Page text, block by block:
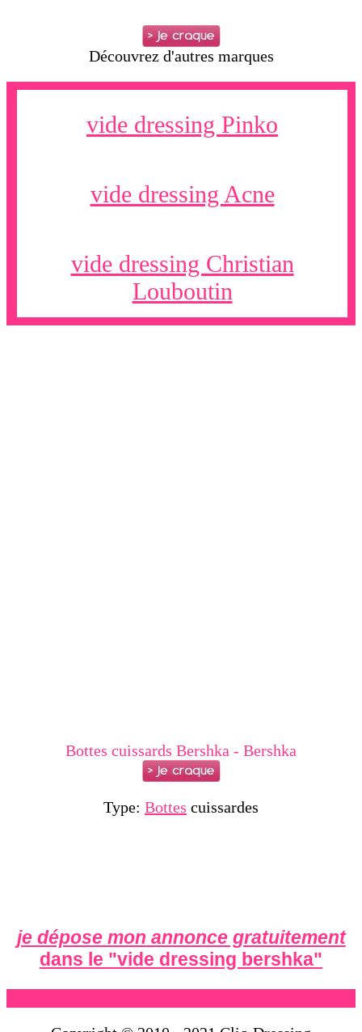
Découvrez d'autres marques
vide dressing Pinko
vide dressing Acne
vide dressing Christian
Louboutin
Bottes cuissards Bershka - Bershka
Type: Bottes cuissardes
je dépose mon annonce gratuitement
dans le "vide dressing bershka"